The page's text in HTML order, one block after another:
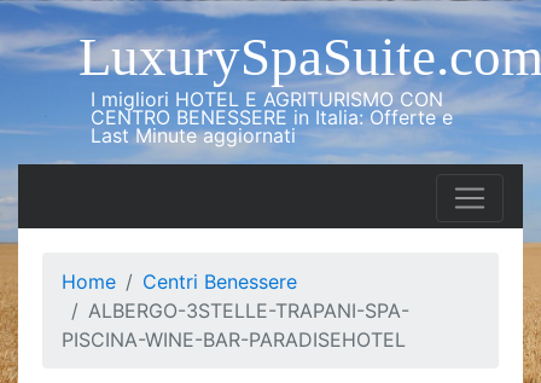
I migliori HOTEL E AGRITURISMO CON
CENTRO BENESSERE in Italia: Offerte e
Last Minute aggiornati
Home
Centri Benessere
ALBERGO-3STELLE-TRAPANI-SPA-
PISCINA-WINE-BAR-PARADISEHOTEL